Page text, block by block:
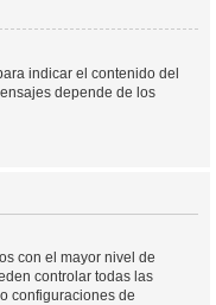
indicar el contenido del
depende de los
con el mayor nivel de
controlar todas las
configuraciones de